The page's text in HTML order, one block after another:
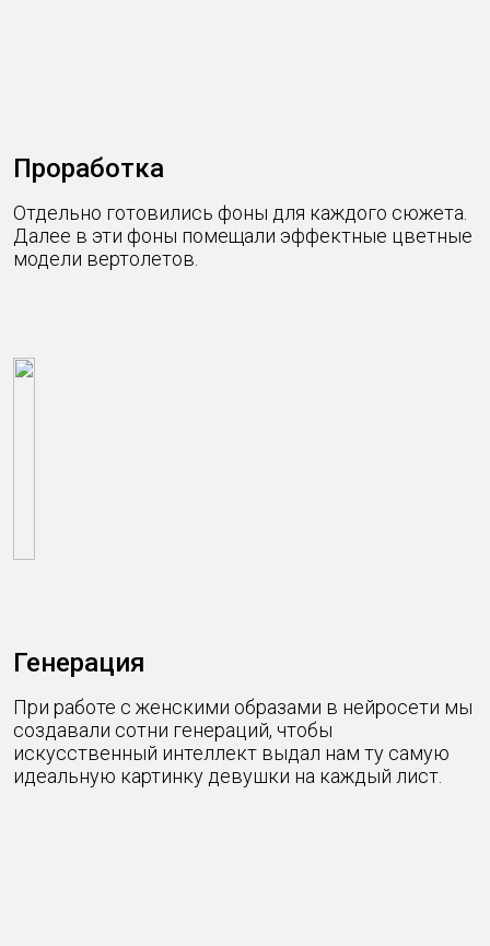
Проработка
Отдельно готовились фоны для каждого сюжета.
Далее в эти фоны помещали эффектные цветные
модели вертолетов.
Генерация
При работе с женскими образами в нейросети мы
создавали сотни генераций, чтобы
искусственный интеллект выдал нам ту самую
идеальную картинку девушки на каждый лист.